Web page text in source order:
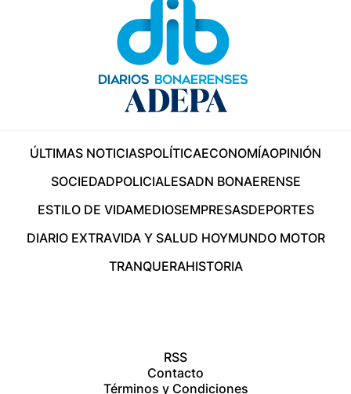
ÚLTIMAS NOTICIASPOLÍTICAECONOMÍAOPINIÓN
SOCIEDADPOLICIALESADN BONAERENSE
ESTILO DE VIDAMEDIOSEMPRESASDEPORTES
DIARIO EXTRAVIDA Y SALUD HOYMUNDO MOTOR
TRANQUERAHISTORIA
RSS
Contacto
Términos y Condiciones